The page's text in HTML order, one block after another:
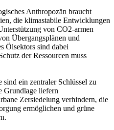
Anthropozän braucht
die klimastabile Entwicklungen
von CO2-armen
Übergangsplänen und
Ölsektors sind dabei
der Ressourcen muss
sind ein zentraler Schlüssel zu
Grundlage liefern
Zersiedelung verhindern, die
ermöglichen und grüne